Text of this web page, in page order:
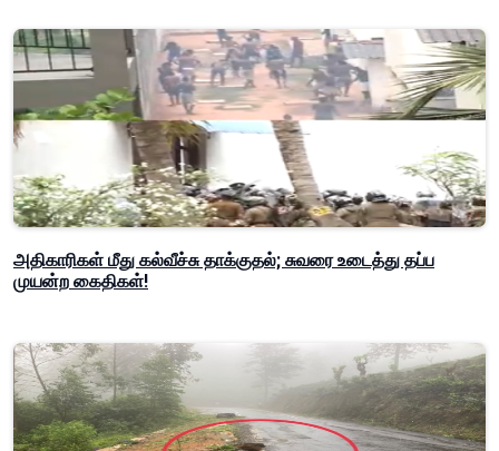
அதிகாரிகள் மீது கல்வீச்சு தாக்குதல்; சுவரை உடைத்து தப்ப
முயன்ற கைதிகள்!